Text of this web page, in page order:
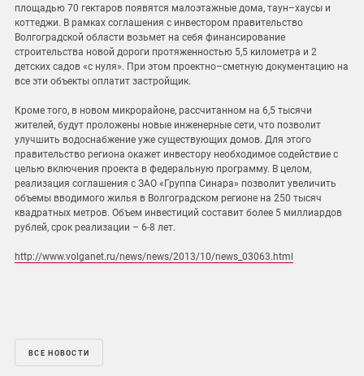
площадью 70 гектаров появятся малоэтажные дома, таун–хаусы и
коттеджи. В рамках соглашения с инвестором правительство
Волгоградской области возьмет на себя финансирование
строительства новой дороги протяженностью 5,5 километра и 2
детских садов «с нуля». При этом проектно–сметную документацию на
все эти объекты оплатит застройщик.
Кроме того, в новом микрорайоне, рассчитанном на 6,5 тысячи
жителей, будут проложены новые инженерные сети, что позволит
улучшить водоснабжение уже существующих домов. Для этого
правительство региона окажет инвестору необходимое содействие с
целью включения проекта в федеральную программу. В целом,
реализация соглашения с ЗАО «Группа Синара» позволит увеличить
объемы вводимого жилья в Волгоградском регионе на 250 тысяч
квадратных метров. Объем инвестиций составит более 5 миллиардов
рублей, срок реализации – 6-8 лет.
http://www.volganet.ru/news/news/2013/10/news_03063.html
ВСЕ НОВОСТИ